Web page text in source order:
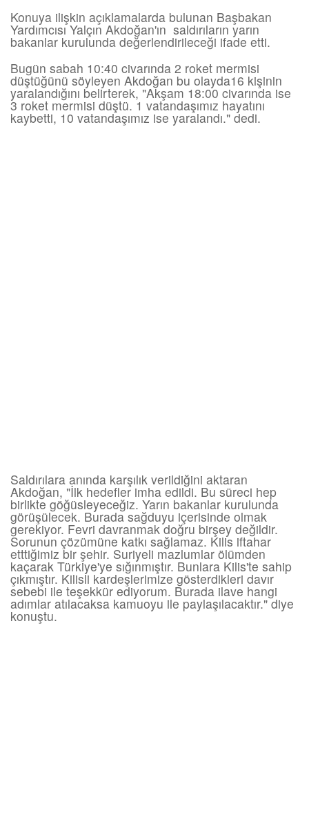
Konuya ilişkin açıklamalarda bulunan Başbakan
Yardımcısı Yalçın Akdoğan'ın saldırıların yarın
bakanlar kurulunda değerlendirileceği ifade etti.
Bugün sabah 10:40 civarında 2 roket mermisi
düştüğünü söyleyen Akdoğan bu olayda16 kişinin
yaralandığını belirterek, "Akşam 18:00 civarında ise
3 roket mermisi düştü. 1 vatandaşımız hayatını
kaybetti, 10 vatandaşımız ise yaralandı." dedi.
Saldırılara anında karşılık verildiğini aktaran
Akdoğan, "İlk hedefler imha edildi. Bu süreci hep
birlikte göğüsleyeceğiz. Yarın bakanlar kurulunda
görüşülecek. Burada sağduyu içerisinde olmak
gerekiyor. Fevri davranmak doğru birşey değildir.
Sorunun çözümüne katkı sağlamaz. Kilis iftahar
etttiğimiz bir şehir. Suriyeli mazlumlar ölümden
kaçarak Türkiye'ye sığınmıştır. Bunlara Kilis'te sahip
çıkmıştır. Kilisli kardeşlerimize gösterdikleri davır
sebebi ile teşekkür ediyorum. Burada ilave hangi
adımlar atılacaksa kamuoyu ile paylaşılacaktır." diye
konuştu.